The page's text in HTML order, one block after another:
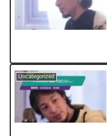
Uncategorized